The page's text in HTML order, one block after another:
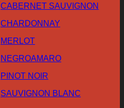
CABERNET SAUVIGNON
CHARDONNAY
MERLOT
NEGROAMARO
PINOT NOIR
SAUVIGNON BLANC